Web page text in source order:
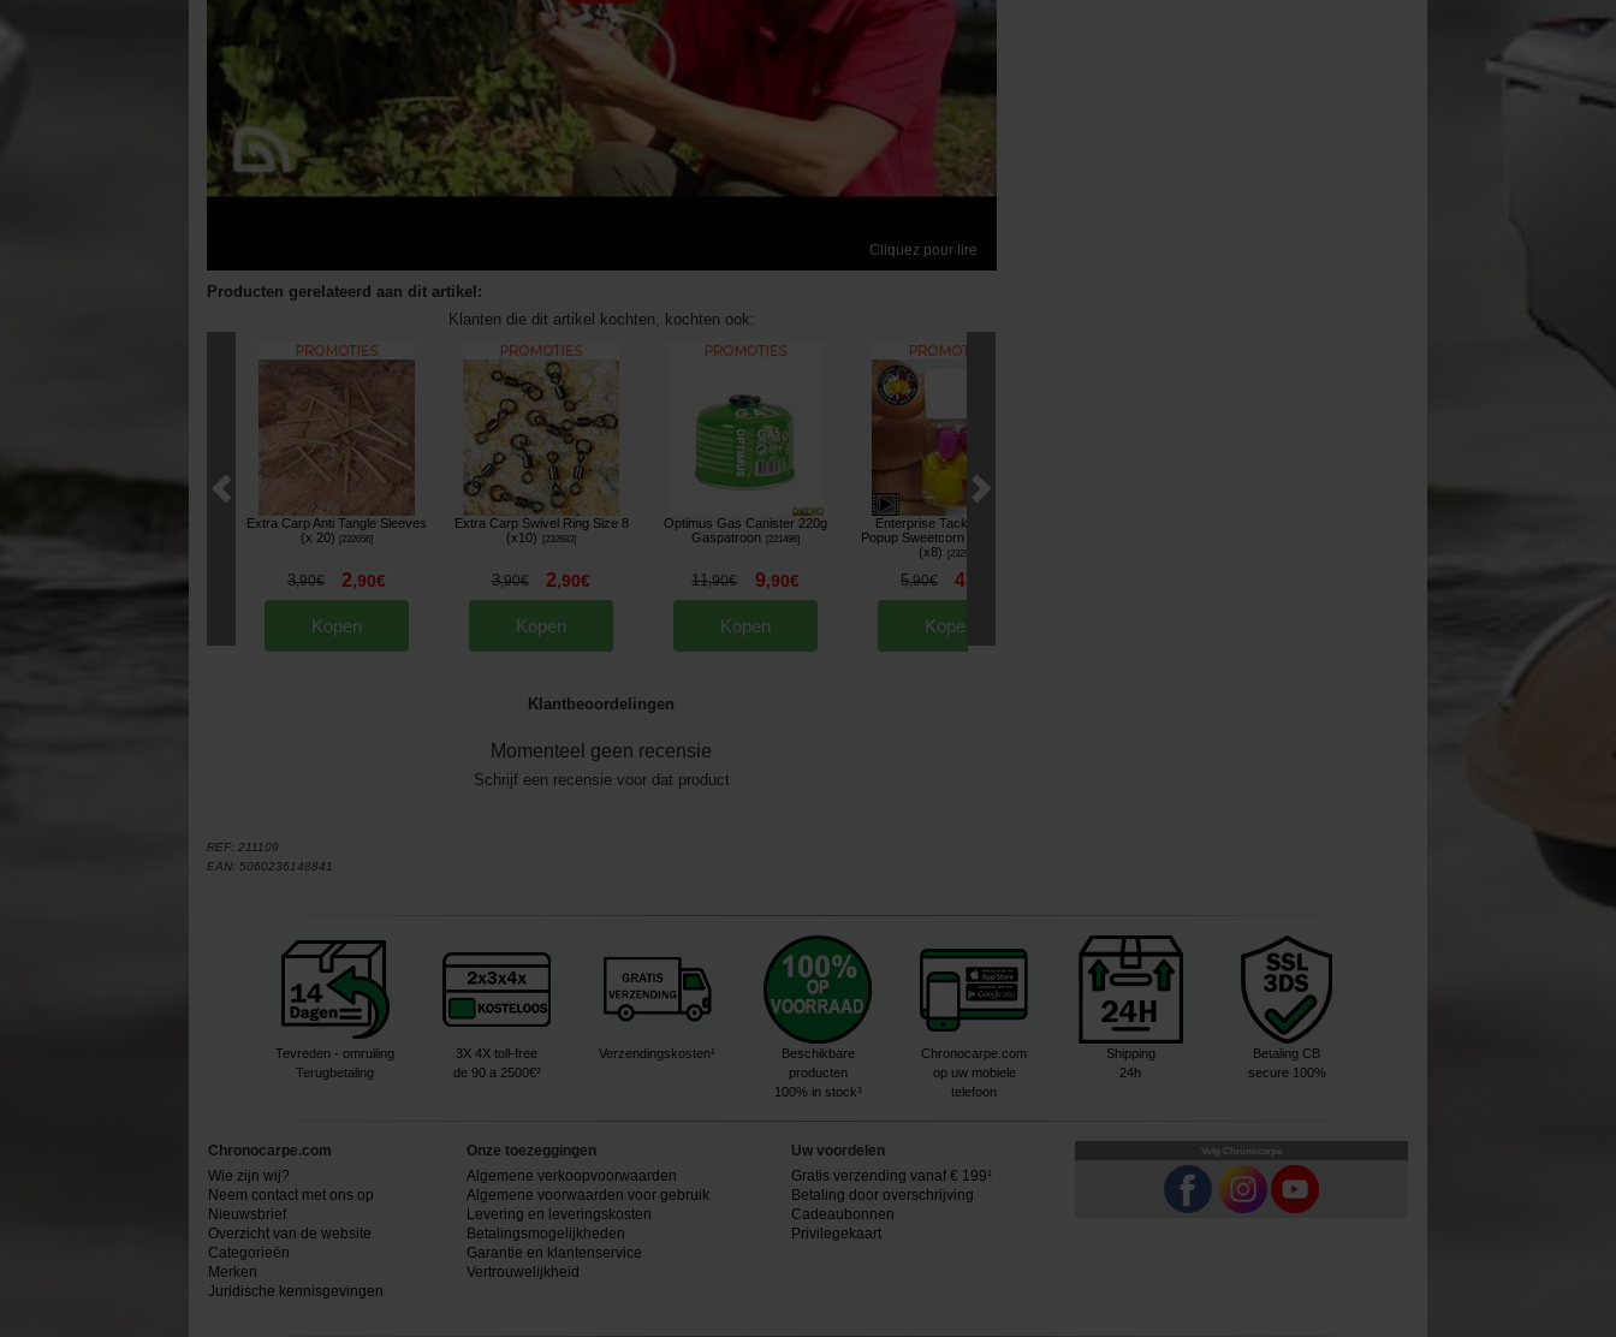
Cliquez pour lire
Producten gerelateerd aan dit artikel:
Klanten die dit artikel kochten, kochten ook:
Extra Carp Anti Tangle Sleeves
(x 20)
[232656]
3,90€ 2,90€
Kopen
Extra Carp Swivel Ring Size 8
(x10)
232683]
3,90€ 2,90€
Kopen
Optimus Gas Canister 220g
Gaspatroon
221496]
11,90€ 9,90€
Kopen
Enterprise Tackle Classic
Popup Sweetcorn Range Plum
(x8)
232923
5,90€ 4
Kopen
Klantbeoordelingen
Momenteel geen recensie
Schrijf een recensie voor dat product
REF: 211109
EAN: 5060236148841
Tevreden - omruiling
Terugbetaling
3X 4X toll-free
de 90 a 2500€²
Verzendingskosten¹
Beschikbare
producten
100% in stock³
Chronocarpe.com
op uw mobiele
telefoon
Shipping
24h
Betaling CB
secure 100%
Chronocarpe.com
Wie zijn wij?
Neem contact met ons op
Nieuwsbrief
Overzicht van de website
Categorieën
Merken
Juridische kennisgevingen
Onze toezeggingen
Algemene verkoopvoorwaarden
Algemene voorwaarden voor gebruik
Levering en leveringskosten
Betalingsmogelijkheden
Garantie en klantenservice
Vertrouwelijkheid
Uw voordelen
Gratis verzending vanaf € 199¹
Betaling door overschrijving
Cadeaubonnen
Privilegekaart
Volg Chronocarpe